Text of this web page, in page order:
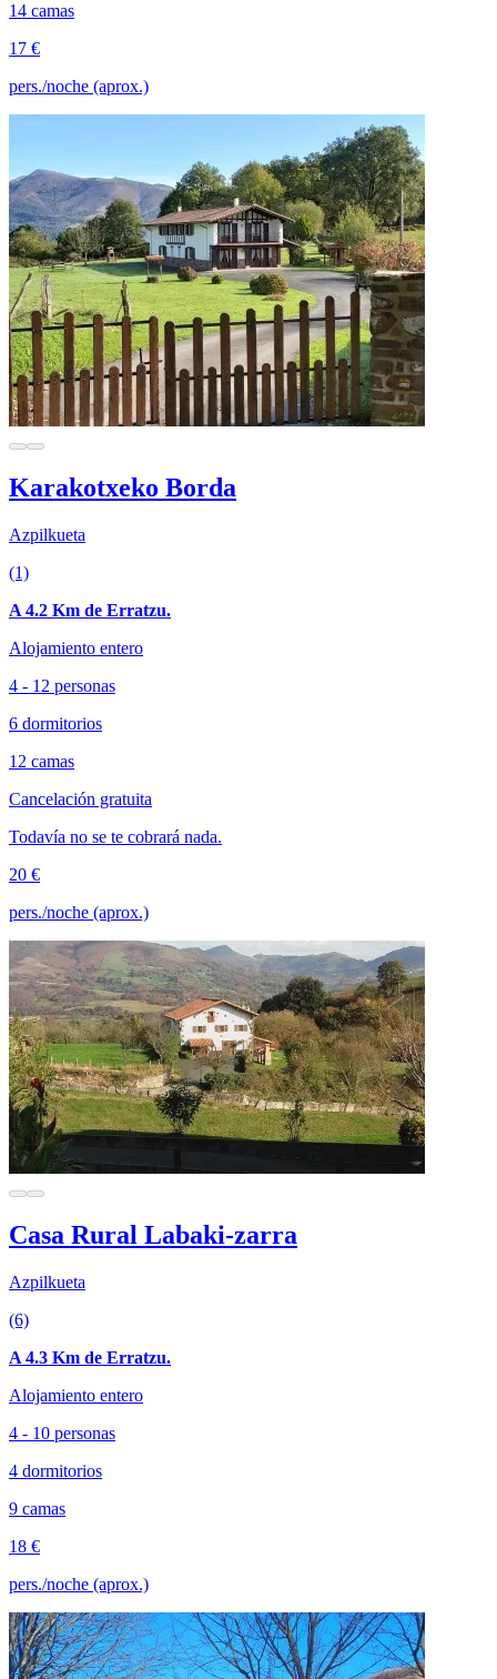
14 camas
17 €
pers./noche (aprox.)
Karakotxeko Borda
Azpilkueta
(1)
A 4.2 Km de Erratzu.
Alojamiento entero
4 - 12 personas
6 dormitorios
12 camas
Cancelación gratuita
Todavía no se te cobrará nada.
20 €
pers./noche (aprox.)
Casa Rural Labaki-zarra
Azpilkueta
(6)
A 4.3 Km de Erratzu.
Alojamiento entero
4 - 10 personas
4 dormitorios
9 camas
18 €
pers./noche (aprox.)